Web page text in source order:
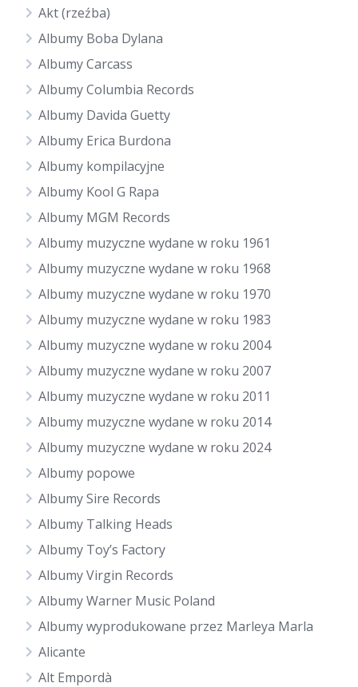
Akt (rzeźba)
Albumy Boba Dylana
Albumy Carcass
Albumy Columbia Records
Albumy Davida Guetty
Albumy Erica Burdona
Albumy kompilacyjne
Albumy Kool G Rapa
Albumy MGM Records
Albumy muzyczne wydane w roku 1961
Albumy muzyczne wydane w roku 1968
Albumy muzyczne wydane w roku 1970
Albumy muzyczne wydane w roku 1983
Albumy muzyczne wydane w roku 2004
Albumy muzyczne wydane w roku 2007
Albumy muzyczne wydane w roku 2011
Albumy muzyczne wydane w roku 2014
Albumy muzyczne wydane w roku 2024
Albumy popowe
Albumy Sire Records
Albumy Talking Heads
Albumy Toy’s Factory
Albumy Virgin Records
Albumy Warner Music Poland
Albumy wyprodukowane przez Marleya Marla
Alicante
Alt Empordà